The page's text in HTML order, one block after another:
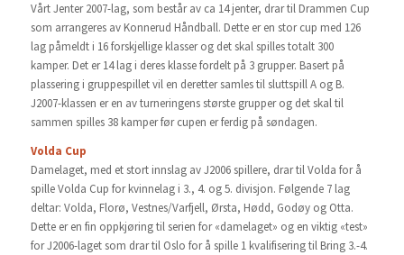
Vårt Jenter 2007-lag, som består av ca 14 jenter, drar til Drammen Cup
som arrangeres av Konnerud Håndball. Dette er en stor cup med 126
lag påmeldt i 16 forskjellige klasser og det skal spilles totalt 300
kamper. Det er 14 lag i deres klasse fordelt på 3 grupper. Basert på
plassering i gruppespillet vil en deretter samles til sluttspill A og B.
J2007-klassen er en av turneringens største grupper og det skal til
sammen spilles 38 kamper før cupen er ferdig på søndagen.
Volda Cup
Damelaget, med et stort innslag av J2006 spillere, drar til Volda for å
spille Volda Cup for kvinnelag i 3., 4. og 5. divisjon. Følgende 7 lag
deltar: Volda, Florø, Vestnes/Varfjell, Ørsta, Hødd, Godøy og Otta.
Dette er en fin oppkjøring til serien for «damelaget» og en viktig «test»
for J2006-laget som drar til Oslo for å spille 1 kvalifisering til Bring 3.-4.